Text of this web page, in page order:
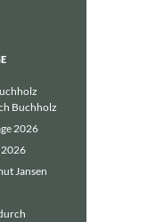
Buchholz
2026
2026
Jansen